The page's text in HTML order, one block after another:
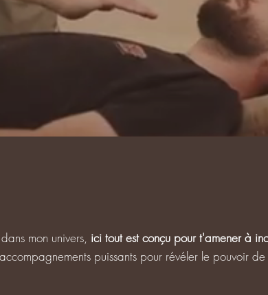
mon univers, ici tout est conçu pour t'amener à
accompagnementspuissants pour révélerle pouvoir de